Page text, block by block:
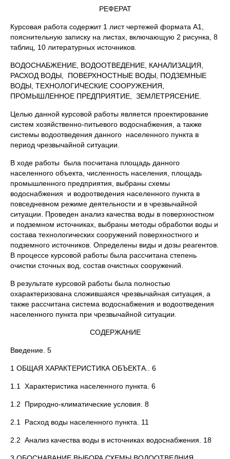
РЕФЕРАТ
Курсовая работа содержит 1 лист чертежей формата А1,
пояснительную записку на листах, включающую 2 рисунка, 8
таблиц, 10 литературных источников.
ВОДОСНАБЖЕНИЕ, ВОДООТВЕДЕНИЕ, КАНАЛИЗАЦИЯ,
РАСХОД ВОДЫ, ПОВЕРХНОСТНЫЕ ВОДЫ, ПОДЗЕМНЫЕ
ВОДЫ, ТЕХНОЛОГИЧЕСКИЕ СООРУЖЕНИЯ,
ПРОМЫШЛЕННОЕ ПРЕДПРИЯТИЕ, ЗЕМЛЕТРЯСЕНИЕ.
Целью данной курсовой работы является проектирование
систем хозяйственно-питьевого водоснабжения, а также
системы водоотведения данного населенного пункта в
период чрезвычайной ситуации.
В ходе работы была посчитана площадь данного
населенного объекта, численность населения, площадь
промышленного предприятия, выбраны схемы
водоснабжения и водоотведения населенного пункта в
повседневном режиме деятельности и в чрезвычайной
ситуации. Проведен анализ качества воды в поверхностном
и подземном источниках, выбраны методы обработки воды и
состава технологических сооружений поверхностного и
подземного источников. Определены виды и дозы реагентов.
В процессе курсовой работы была рассчитана степень
очистки сточных вод, состав очистных сооружений.
В результате курсовой работы была полностью
охарактеризована сложившаяся чрезвычайная ситуация, а
также рассчитана система водоснабжения и водоотведения
населенного пункта при чрезвычайной ситуации.
СОДЕРЖАНИЕ
Введение. 5
1 ОБЩАЯ ХАРАКТЕРИСТИКА ОБЪЕКТА.. 6
1.1 Характеристика населенного пункта. 6
1.2 Природно-климатические условия. 8
2.1 Расход воды населенного пункта. 11
2.2 Анализ качества воды в источниках водоснабжения. 18